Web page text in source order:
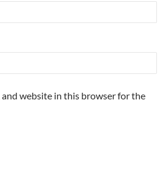
and website in this browser for the